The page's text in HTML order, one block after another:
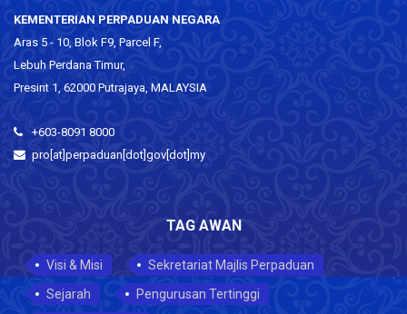
KEMENTERIAN PERPADUAN NEGARA
Aras 5 - 10, Blok F9, Parcel F,
Lebuh Perdana Timur,
Presint 1, 62000 Putrajaya, MALAYSIA
+603-8091 8000
pro[at]perpaduan[dot]gov[dot]my
TAG AWAN
Visi & Misi
Sekretariat Majlis Perpaduan
Sejarah
Pengurusan Tertinggi